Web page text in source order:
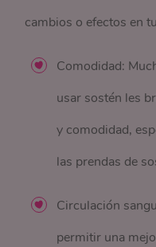
cambios o efectos en
Comodidad:
usar sostén les
y comodidad,
las prendas de
Circulación
permitir una